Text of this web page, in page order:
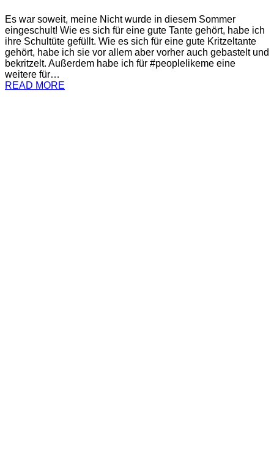
Es war soweit, meine Nicht wurde in diesem Sommer
eingeschult! Wie es sich für eine gute Tante gehört, habe ich
ihre Schultüte gefüllt. Wie es sich für eine gute Kritzeltante
gehört, habe ich sie vor allem aber vorher auch gebastelt und
bekritzelt. Außerdem habe ich für #peoplelikeme eine
weitere für…
READ MORE